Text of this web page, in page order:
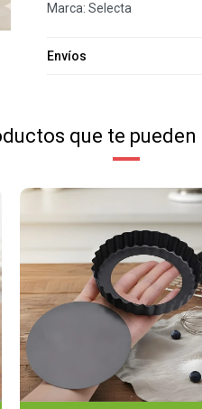
Marca: Selecta
Envíos
que te